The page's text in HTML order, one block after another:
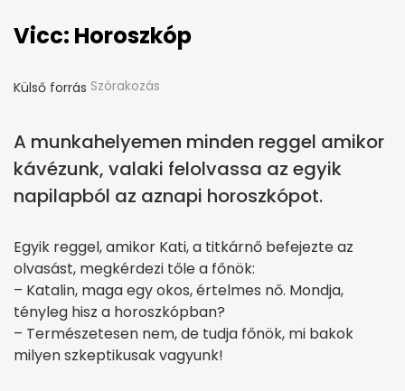
Vicc: Horoszkóp
Külső forrás Szórakozás
A munkahelyemen minden reggel amikor
kávézunk, valaki felolvassa az egyik
napilapból az aznapi horoszkópot.
Egyik reggel, amikor Kati, a titkárnő befejezte az
olvasást, megkérdezi tőle a főnök:
– Katalin, maga egy okos, értelmes nő. Mondja,
tényleg hisz a horoszkópban?
– Természetesen nem, de tudja főnök, mi bakok
milyen szkeptikusak vagyunk!